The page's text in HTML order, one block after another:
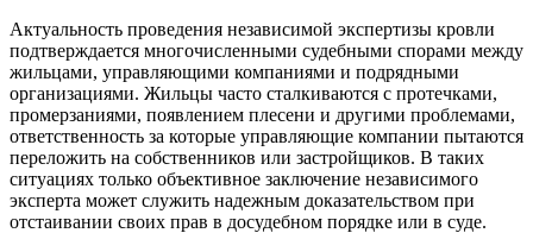
Актуальность проведения независимой экспертизы кровли
подтверждается многочисленными судебными спорами между
жильцами, управляющими компаниями и подрядными
организациями. Жильцы часто сталкиваются с протечками,
промерзаниями, появлением плесени и другими проблемами,
ответственность за которые управляющие компании пытаются
переложить на собственников или застройщиков. В таких
ситуациях только объективное заключение независимого
эксперта может служить надежным доказательством при
отстаивании своих прав в досудебном порядке или в суде.